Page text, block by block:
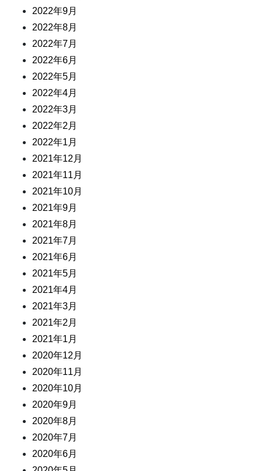
2022年9月
2022年8月
2022年7月
2022年6月
2022年5月
2022年4月
2022年3月
2022年2月
2022年1月
2021年12月
2021年11月
2021年10月
2021年9月
2021年8月
2021年7月
2021年6月
2021年5月
2021年4月
2021年3月
2021年2月
2021年1月
2020年12月
2020年11月
2020年10月
2020年9月
2020年8月
2020年7月
2020年6月